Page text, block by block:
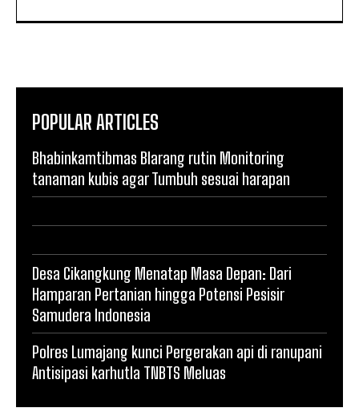
POPULAR ARTICLES
Bhabinkamtibmas Blarang rutin Monitoring
tanaman kubis agar Tumbuh sesuai harapan
Desa Cikangkung Menatap Masa Depan: Dari
Hamparan Pertanian hingga Potensi Pesisir
Samudera Indonesia
Polres Lumajang kunci Pergerakan api di ranupani
Antisipasi karhutla TNBTS Meluas